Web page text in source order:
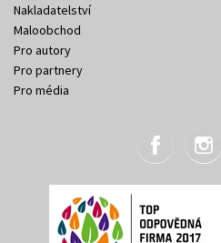
Nakladatelství
Maloobchod
Pro autory
Pro partnery
Pro média